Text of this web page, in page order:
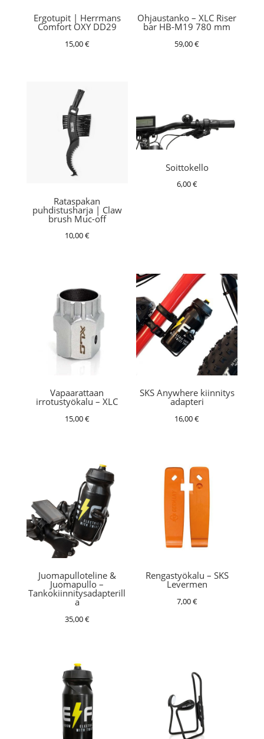
Ergotupit | Herrmans
Comfort OXY DD29
15,00€
Ohjaustanko – XLC Riser
bar HB-M19 780 mm
59,00€
Rataspakan
puhdistusharja | Claw
brush Muc-off
10,00€
Soittokello
6,00€
Vapaarattaan
irrotustyökalu – XLC
15,00€
SKS Anywhere kiinnitys
adapteri
16,00€
Juomapulloteline &
Juomapullo –
Tankokiinnitysadapterill
a
35,00€
Rengastyökalu – SKS
Levermen
7,00€